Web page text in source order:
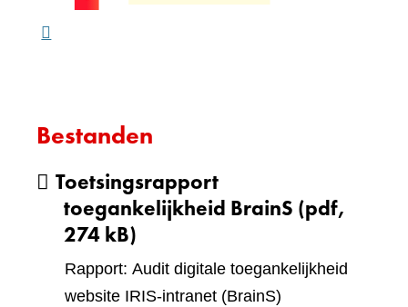
Bestanden
Toetsingsrapport
toegankelijkheid BrainS (pdf,
274 kB)
Rapport: Audit digitale toegankelijkheid
website IRIS-intranet (BrainS)